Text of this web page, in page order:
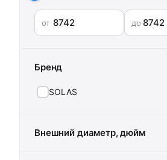
от до
Бренд
SOLAS
Внешний диаметр, дюйм